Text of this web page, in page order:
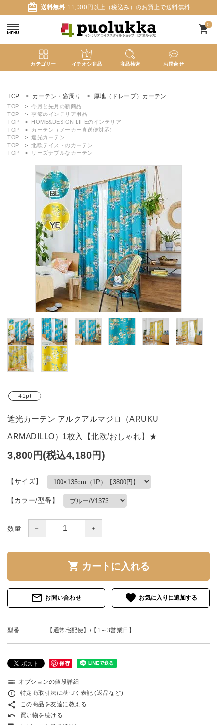
card_giftcard 送料無料 11,000円以上（税込み）のお買上で送料無料
0
shopping_cart
カテゴリー イチオシ商品 商品検索 お問合せ
ようこそ ゲスト 様
meeting_room ログイン person 新規会員登録
新着商品
カテゴリーから探す
ブランド
ガイドライン
TOP カーテン・窓周り 厚地（ドレープ）カーテン
TOP
今月と先月の新商品
TOP
季節のインテリア用品
TOP
HOME&DESIGN LIFEのインテリア
TOP
カーテン（メーカー直送便対応）
TOP
遮光カーテン
TOP
北欧テイストのカーテン
TOP
リーズナブルなカーテン
41pt
遮光カーテン アルクアルマジロ（ARUKU
ARMADILLO）1枚入【北欧/おしゃれ】★
3,800円(税込4,180円)
【サイズ】
【カラー/型番】
数量 － ＋
shopping_cart カートに入れる
mail_outline お問い合わせ favorite
型番: 【通常宅配便】/【1～3営業日】
保存
toc オプションの値段詳細
error_outline 特定商取引法に基づく表記 (返品など)
share この商品を友達に教える
undo 買い物を続ける